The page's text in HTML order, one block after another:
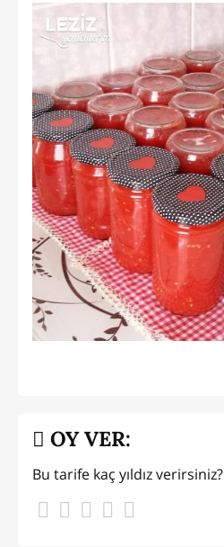
OY VER:
Bu tarife kaç yıldız verirsiniz?